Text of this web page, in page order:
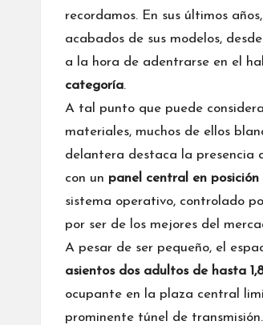
recordamos. En sus últimos
acabados de sus modelos,
a la hora de adentrarse en el
categoría.
A tal punto que puede
materiales, muchos de ellos
delantera destaca la presencia
con un panel central en
sistema operativo, controlado
por ser de los mejores del
A pesar de ser pequeño, el
asientos dos adultos de hasta
ocupante en la plaza central
prominente túnel de